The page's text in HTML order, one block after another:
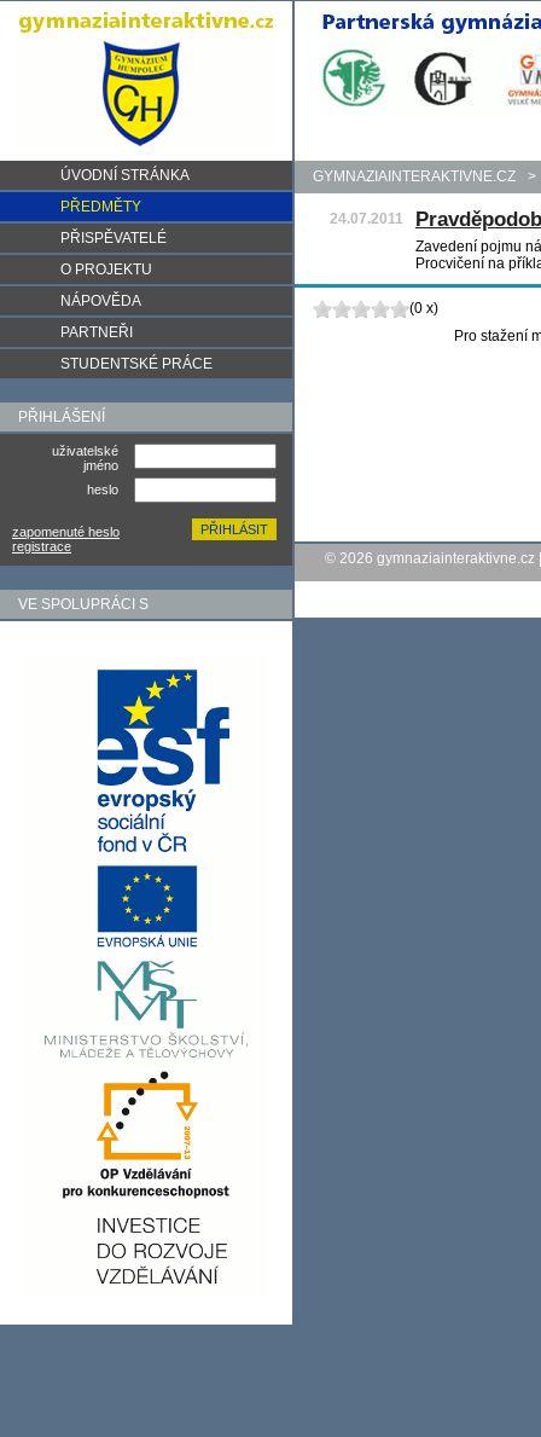
ÚVODNÍ STRÁNKA
PŘEDMĚTY
PŘISPĚVATELÉ
O PROJEKTU
NÁPOVĚDA
PARTNEŘI
STUDENTSKÉ PRÁCE
PŘIHLÁŠENÍ
uživatelské
jméno
heslo
zapomenuté heslo
registrace
VE SPOLUPRÁCI S
GYMNAZIAINTERAKTIVNE.CZ >
24.07.2011
Zavedení pojmu
Procvičení na
(0 x)
Pro stažení
© 2026 gymnaziainteraktivne.cz